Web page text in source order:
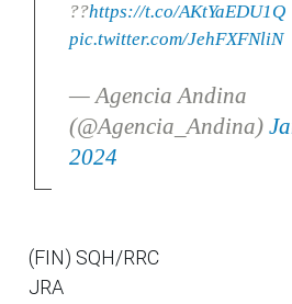
??https://t.co/AKtYaEDU1Q
pic.twitter.com/JehFXFNliN
— Agencia Andina
(@Agencia_Andina)
2024
(FIN) SQH/RRC
JRA